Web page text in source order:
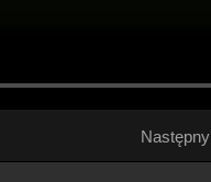
Następny